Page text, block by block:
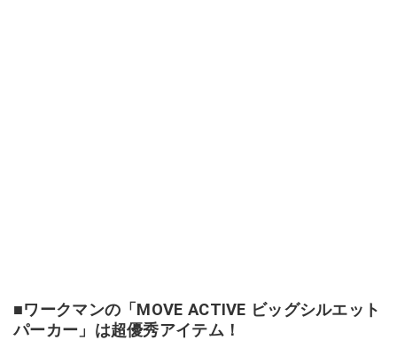
■ワークマンの「MOVE ACTIVE ビッグシルエット
パーカー」は超優秀アイテム！